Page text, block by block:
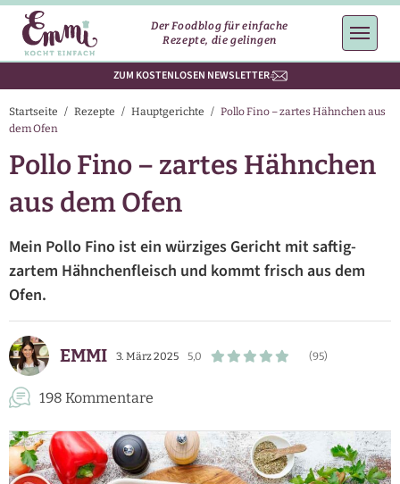
Der Foodblog für einfache
Rezepte, die gelingen
ZUM KOSTENLOSEN NEWSLETTER
Startseite / Rezepte / Hauptgerichte / Pollo Fino – zartes Hähnchen aus
dem Ofen
Pollo Fino – zartes Hähnchen
aus dem Ofen
Mein Pollo Fino ist ein würziges Gericht mit saftig-
zartem Hähnchenfleisch und kommt frisch aus dem
Ofen.
EMMI 3. März 2025 5,0 (95)
198 Kommentare